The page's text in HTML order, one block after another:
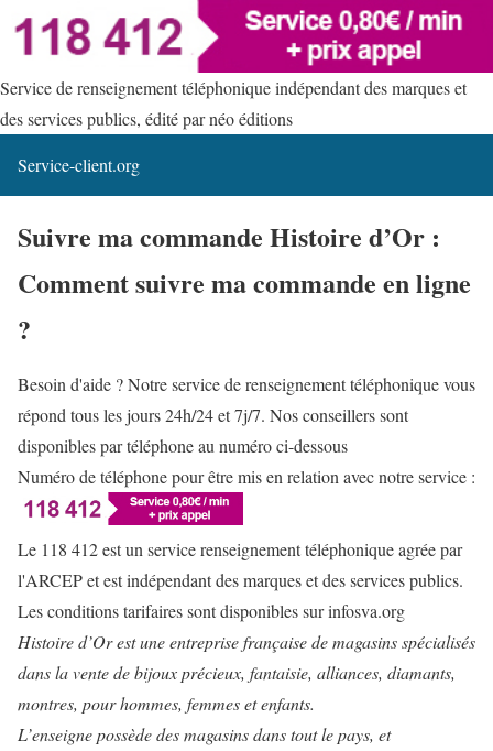
Service de renseignement téléphonique indépendant des marques et
des services publics, édité par néo éditions
Service-client.org
Suivre ma commande Histoire d’Or :
Comment suivre ma commande en ligne
?
Besoin d'aide ? Notre service de renseignement téléphonique vous
répond tous les jours 24h/24 et 7j/7. Nos conseillers sont
disponibles par téléphone au numéro ci-dessous
Numéro de téléphone pour être mis en relation avec notre service :
Le 118 412 est un service renseignement téléphonique agrée par
l'ARCEP et est indépendant des marques et des services publics.
Les conditions tarifaires sont disponibles sur infosva.org
Histoire d’Or est une entreprise française de magasins spécialisés
dans la vente de bijoux précieux, fantaisie, alliances, diamants,
montres, pour hommes, femmes et enfants.
L’enseigne possède des magasins dans tout le pays, et